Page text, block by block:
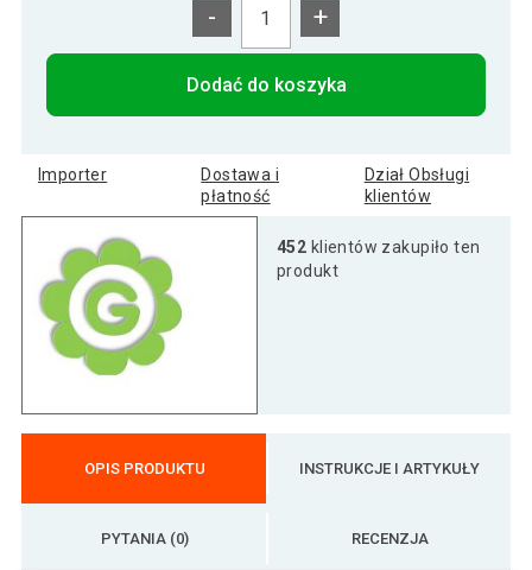
- +
Dodać do koszyka
Importer
Dostawa i
płatność
Dział Obsługi
klientów
452 klientów zakupiło ten
produkt
OPIS PRODUKTU INSTRUKCJE I ARTYKUŁY
PYTANIA (0) RECENZJA